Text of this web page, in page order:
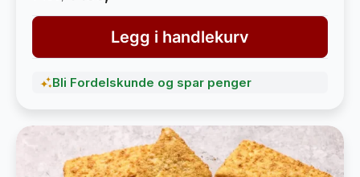
Legg i handlekurv
Bli Fordelskunde og spar penger